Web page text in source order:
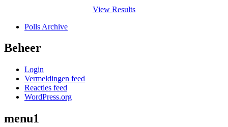
View Results
Polls Archive
Beheer
Login
Vermeldingen feed
Reacties feed
WordPress.org
menu1